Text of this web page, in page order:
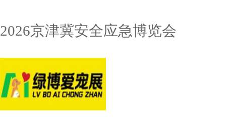
2026京津冀安全应急博览会